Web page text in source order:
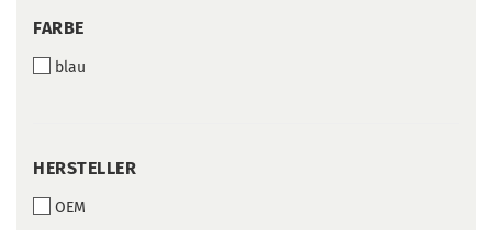
FARBE
FARBE
blau
HERSTELLER
HERSTELLER
OEM